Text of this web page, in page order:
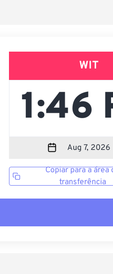
WIT
Copiar para a área
transferência